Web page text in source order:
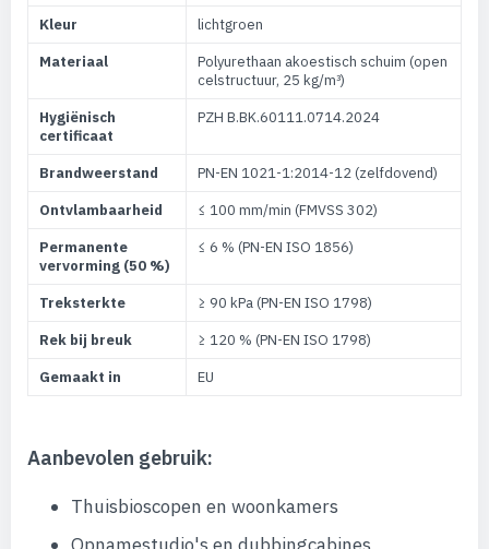
Kleur
lichtgroen
Materiaal
Polyurethaan akoestisch schuim (open
celstructuur, 25 kg/m³)
Hygiënisch
certificaat
PZH B.BK.60111.0714.2024
Brandweerstand
PN-EN 1021-1:2014-12 (zelfdovend)
Ontvlambaarheid
≤ 100 mm/min (FMVSS 302)
Permanente
vervorming (50 %)
≤ 6 % (PN-EN ISO 1856)
Treksterkte
≥ 90 kPa (PN-EN ISO 1798)
Rek bij breuk
≥ 120 % (PN-EN ISO 1798)
Gemaakt in
EU
Aanbevolen gebruik:
Thuisbioscopen en woonkamers